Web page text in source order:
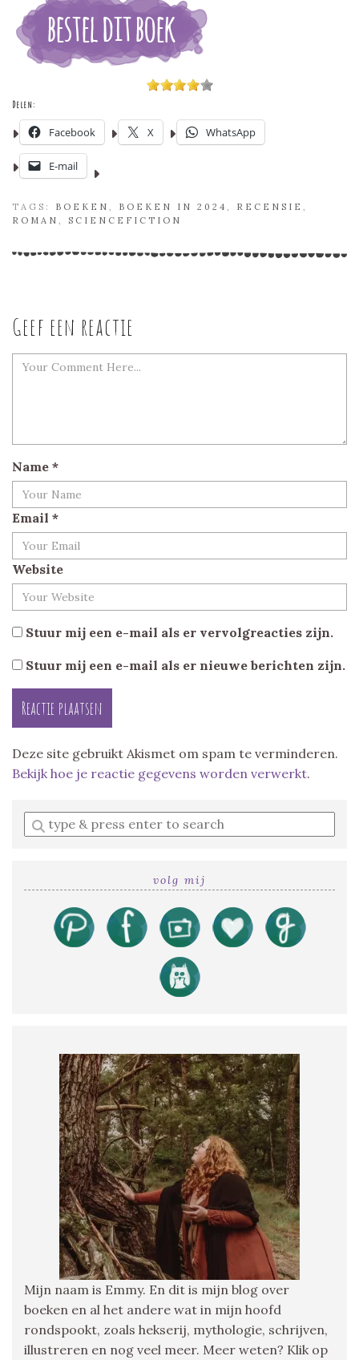
Delen:
Facebook X WhatsApp
E-mail
TAGS: BOEKEN , BOEKEN IN 2024 , RECENSIE ,
ROMAN , SCIENCEFICTION
Geef een reactie
Name *
Email *
Website
Stuur mij een e-mail als er vervolgreacties zijn.
Stuur mij een e-mail als er nieuwe berichten zijn.
Deze site gebruikt Akismet om spam te verminderen.
Bekijk hoe je reactie gegevens worden verwerkt.
Enter
a
volg mij
Mijn naam is Emmy. En dit is mijn blog over
boeken en al het andere wat in mijn hoofd
rondspookt, zoals hekserij, mythologie, schrijven,
illustreren en nog veel meer. Meer weten? Klik op